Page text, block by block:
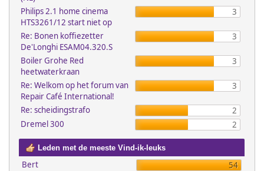
Philips 2.1 home cinema
HTS3261/12 start niet op
3
Re: Bonen koffiezetter
De'Longhi ESAM04.320.S
3
Boiler Grohe Red
heetwaterkraan
3
Re: Welkom op het forum van
Repair Café International!
3
Re: scheidingstrafo
2
Dremel 300
2
Leden met de meeste Vind-ik-leuks
Bert
54